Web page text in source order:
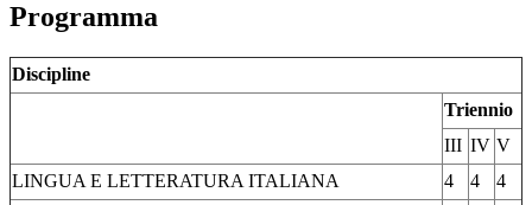
Programma
Discipline
Triennio
III IV V
LINGUA E LETTERATURA ITALIANA
4 4
4